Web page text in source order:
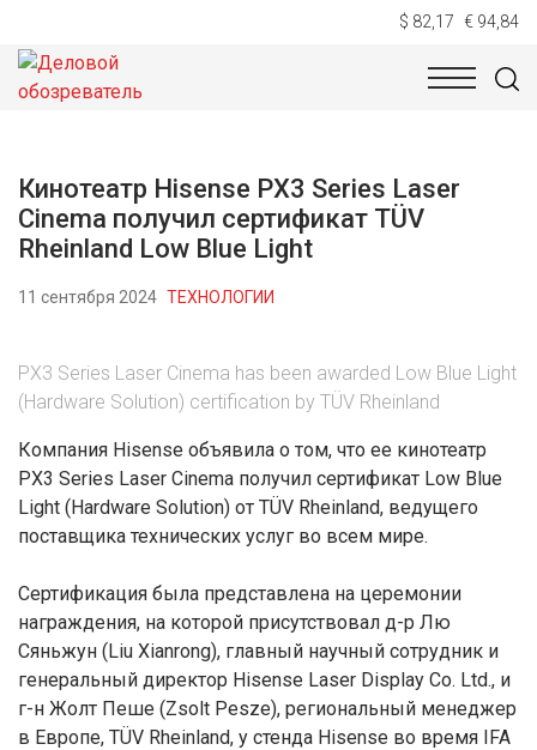
$ 82,17 € 94,84
НОВОСТИ
Кинотеатр Hisense PX3 Series Laser
Cinema получил сертификат TÜV
Rheinland Low Blue Light
11 сентября 2024 ТЕХНОЛОГИИ
PX3 Series Laser Cinema has been awarded Low Blue Light
(Hardware Solution) certification by TÜV Rheinland
Компания Hisense объявила о том, что ее кинотеатр
PX3 Series Laser Cinema получил сертификат Low Blue
Light (Hardware Solution) от TÜV Rheinland, ведущего
поставщика технических услуг во всем мире.
Сертификация была представлена на церемонии
награждения, на которой присутствовал д-р Лю
Сяньжун (Liu Xianrong), главный научный сотрудник и
генеральный директор Hisense Laser Display Co. Ltd., и
г-н Жолт Пеше (Zsolt Pesze), региональный менеджер
в Европе, TÜV Rheinland, у стенда Hisense во время IFA